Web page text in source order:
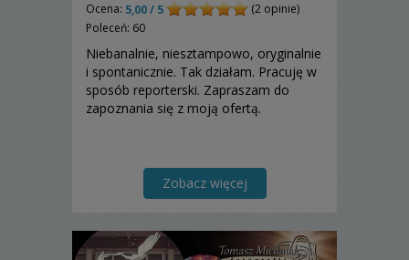
Ocena: 5,00 / 5
(2 opinie)
Poleceń: 60
Niebanalnie, niesztampowo, oryginalnie
i spontanicznie. Tak działam. Pracuję w
sposób reporterski. Zapraszam do
zapoznania się z moją ofertą.
Zobacz więcej